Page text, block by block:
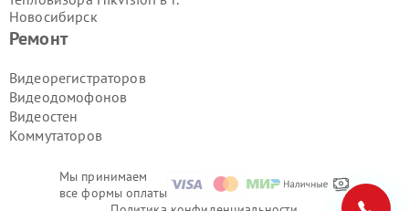
Мы принимаем
все формы оплаты
Ремонт
Видеорегистраторов
Видеодомофонов
Видеостен
Коммутаторов
Новосибирск
Замена микросхемы логики
Екатеринбург
Замена микросхемы логики
тепловизора Hikvision в г.
Замена микросхемы логики
тепловизора Hikvision в г.
тепловизора Hikvision в г.
Волгоград
Замена микросхемы логики